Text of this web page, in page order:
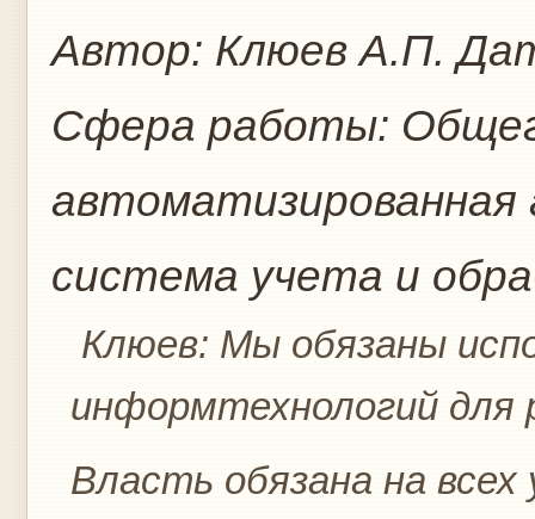
Автор: Клюев А.П.
Сфера работы:
система учета и
Клюев: Мы обязаны
информтехнологий для
Власть обязана на всех